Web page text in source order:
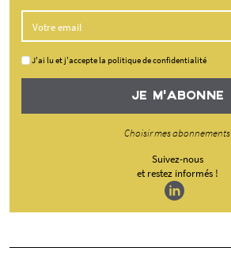
J'ai lu et j'accepte la politique de confidentialité
JE M'ABONNE
Choisir mes abonnements
Suivez-nous
et restez informés !